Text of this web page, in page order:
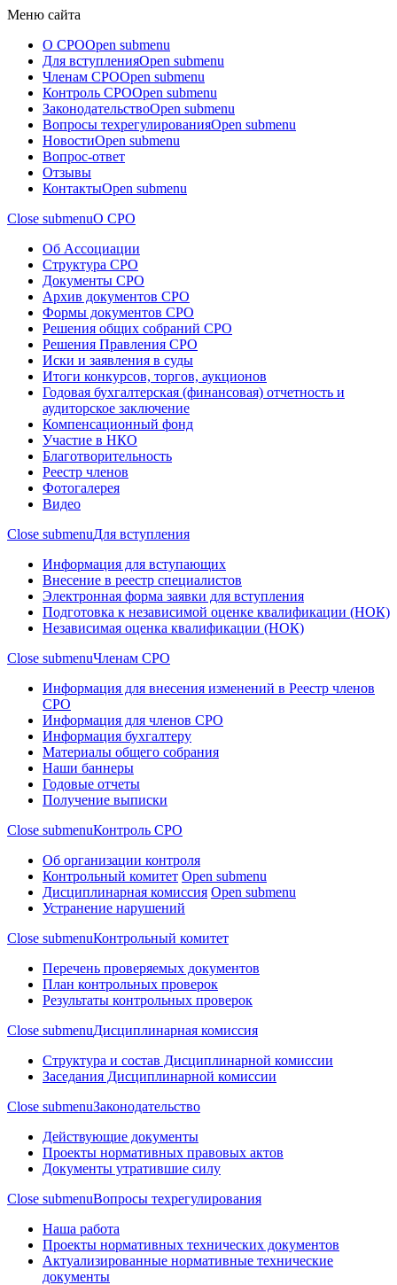
Меню сайта
О СРОOpen submenu
Для вступленияOpen submenu
Членам СРОOpen submenu
Контроль СРОOpen submenu
ЗаконодательствоOpen submenu
Вопросы техрегулированияOpen submenu
НовостиOpen submenu
Вопрос-ответ
Отзывы
КонтактыOpen submenu
Close submenuО СРО
Об Ассоциации
Структура СРО
Документы СРО
Архив документов СРО
Формы документов СРО
Решения общих собраний СРО
Решения Правления СРО
Иски и заявления в суды
Итоги конкурсов, торгов, аукционов
Годовая бухгалтерская (финансовая) отчетность и
аудиторское заключение
Компенсационный фонд
Участие в НКО
Благотворительность
Реестр членов
Фотогалерея
Видео
Close submenuДля вступления
Информация для вступающих
Внесение в реестр специалистов
Электронная форма заявки для вступления
Подготовка к независимой оценке квалификации (НОК)
Независимая оценка квалификации (НОК)
Close submenuЧленам СРО
Информация для внесения изменений в Реестр членов
СРО
Информация для членов СРО
Информация бухгалтеру
Материалы общего собрания
Наши баннеры
Годовые отчеты
Получение выписки
Close submenuКонтроль СРО
Об организации контроля
Контрольный комитет Open submenu
Дисциплинарная комиссия Open submenu
Устранение нарушений
Close submenuКонтрольный комитет
Перечень проверяемых документов
План контрольных проверок
Результаты контрольных проверок
Close submenuДисциплинарная комиссия
Структура и состав Дисциплинарной комиссии
Заседания Дисциплинарной комиссии
Close submenuЗаконодательство
Действующие документы
Проекты нормативных правовых актов
Документы утратившие силу
Close submenuВопросы техрегулирования
Наша работа
Проекты нормативных технических документов
Актуализированные нормативные технические
документы